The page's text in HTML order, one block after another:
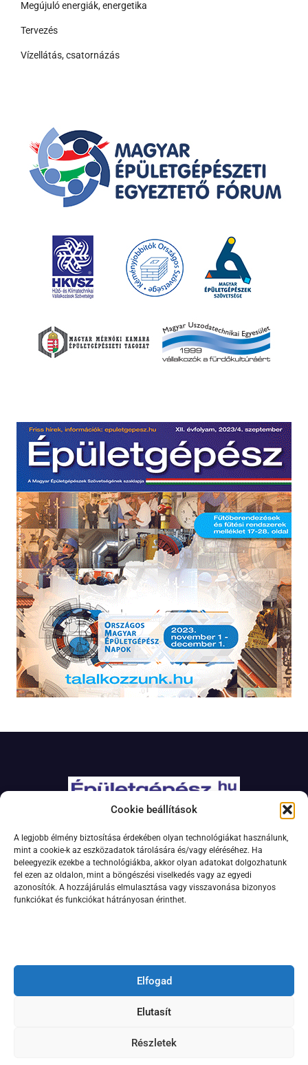
Cookie beállítások
A legjobb élmény biztosítása érdekében olyan technológiákat használunk,
mint a cookie-k az eszközadatok tárolására és/vagy eléréséhez. Ha
beleegyezik ezekbe a technológiákba, akkor olyan adatokat dolgozhatunk
fel ezen az oldalon, mint a böngészési viselkedés vagy az egyedi
azonosítók. A hozzájárulás elmulasztása vagy visszavonása bizonyos
funkciókat és funkciókat hátrányosan érinthet.
Elfogad
Elutasít
Részletek
Megújuló energiák, energetika
Tervezés
Vízellátás, csatornázás
Adatkezelési szabályzat
Jogi nyilatkozat
Kapcsolat
Impresszum